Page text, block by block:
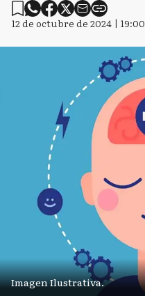
12 de octubre de 2024 | 19:00
Imagen Ilustrativa.